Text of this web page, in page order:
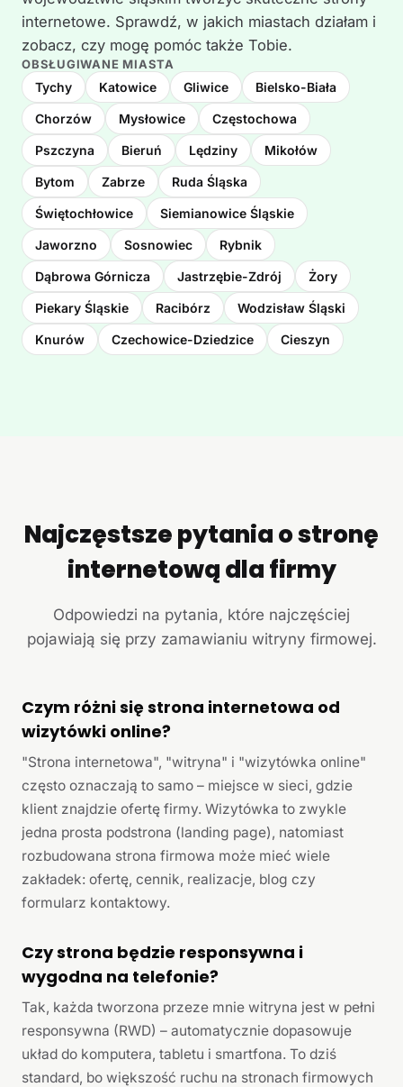
internetowe. Sprawdź, w jakich miastach działam i
zobacz, czy mogę pomóc także Tobie.
OBSŁUGIWANE MIASTA
Tychy Katowice Gliwice Bielsko-Biała
Chorzów Mysłowice Częstochowa
Pszczyna Bieruń Lędziny Mikołów
Bytom Zabrze Ruda Śląska
Świętochłowice Siemianowice Śląskie
Jaworzno Sosnowiec Rybnik
Dąbrowa Górnicza Jastrzębie-Zdrój Żory
Piekary Śląskie Racibórz Wodzisław Śląski
Knurów Czechowice-Dziedzice Cieszyn
Najczęstsze pytania o stronę
internetową dla firmy
Odpowiedzi na pytania, które najczęściej
pojawiają się przy zamawianiu witryny firmowej.
Czym różni się strona internetowa od
wizytówki online?
"Strona internetowa", "witryna" i "wizytówka online"
często oznaczają to samo – miejsce w sieci, gdzie
klient znajdzie ofertę firmy. Wizytówka to zwykle
jedna prosta podstrona (landing page), natomiast
rozbudowana strona firmowa może mieć wiele
zakładek: ofertę, cennik, realizacje, blog czy
formularz kontaktowy.
Czy strona będzie responsywna i
wygodna na telefonie?
Tak, każda tworzona przeze mnie witryna jest w pełni
responsywna (RWD) – automatycznie dopasowuje
układ do komputera, tabletu i smartfona. To dziś
standard, bo większość ruchu na stronach firmowych